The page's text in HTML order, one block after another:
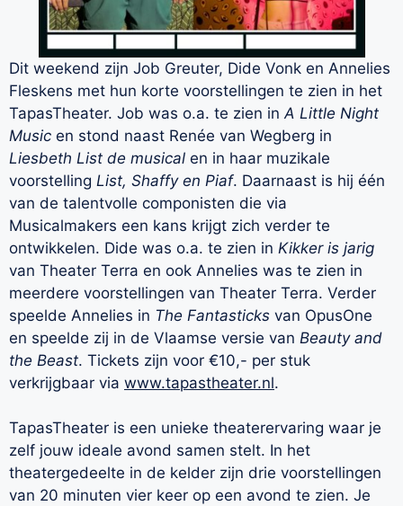
Dit weekend zijn Job Greuter, Dide Vonk en Annelies
Fleskens met hun korte voorstellingen te zien in het
TapasTheater. Job was o.a. te zien in A Little Night
Music en stond naast Renée van Wegberg in
Liesbeth List de musical en in haar muzikale
voorstelling List, Shaffy en Piaf. Daarnaast is hij één
van de talentvolle componisten die via
Musicalmakers een kans krijgt zich verder te
ontwikkelen. Dide was o.a. te zien in Kikker is jarig
van Theater Terra en ook Annelies was te zien in
meerdere voorstellingen van Theater Terra. Verder
speelde Annelies in The Fantasticks van OpusOne
en speelde zij in de Vlaamse versie van Beauty and
the Beast. Tickets zijn voor €10,- per stuk
verkrijgbaar via www.tapastheater.nl.
TapasTheater is een unieke theaterervaring waar je
zelf jouw ideale avond samen stelt. In het
theatergedeelte in de kelder zijn drie voorstellingen
van 20 minuten vier keer op een avond te zien. Je